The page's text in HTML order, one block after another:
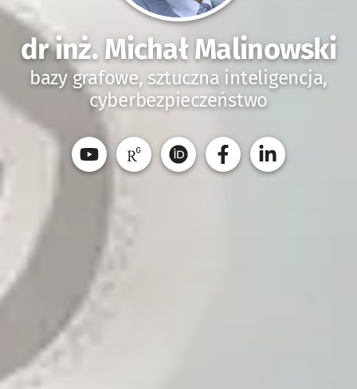
dr inż. Michał Malinowski
bazy grafowe, sztuczna inteligencja,
cyberbezpieczeństwo